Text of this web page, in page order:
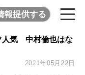
報提供する
人気 中村倫也はな
2021年05月22日